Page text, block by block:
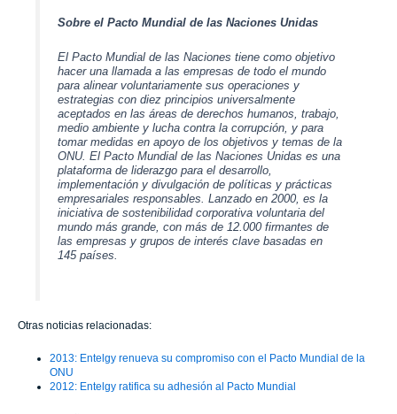
Sobre el Pacto Mundial de las Naciones Unidas
El Pacto Mundial de las Naciones tiene como objetivo
hacer una llamada a las empresas de todo el mundo
para alinear voluntariamente sus operaciones y
estrategias con diez principios universalmente
aceptados en las áreas de derechos humanos, trabajo,
medio ambiente y lucha contra la corrupción, y para
tomar medidas en apoyo de los objetivos y temas de la
ONU. El Pacto Mundial de las Naciones Unidas es una
plataforma de liderazgo para el desarrollo,
implementación y divulgación de políticas y prácticas
empresariales responsables. Lanzado en 2000, es la
iniciativa de sostenibilidad corporativa voluntaria del
mundo más grande, con más de 12.000 firmantes de
las empresas y grupos de interés clave basadas en
145 países.
Otras noticias relacionadas:
2013: Entelgy renueva su compromiso con el Pacto Mundial de la
ONU
2012: Entelgy ratifica su adhesión al Pacto Mundial